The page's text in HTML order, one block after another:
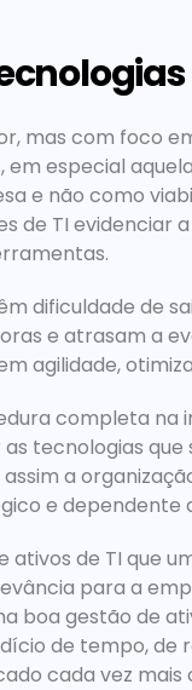
mas com foco
especial
e não como
de TI evidenciar
dificuldade de
e atrasam a
agilidade,
completa na
tecnologias
a
e dependente
ativos de TI que
para a
boa gestão de
de tempo, de
cada vez mais